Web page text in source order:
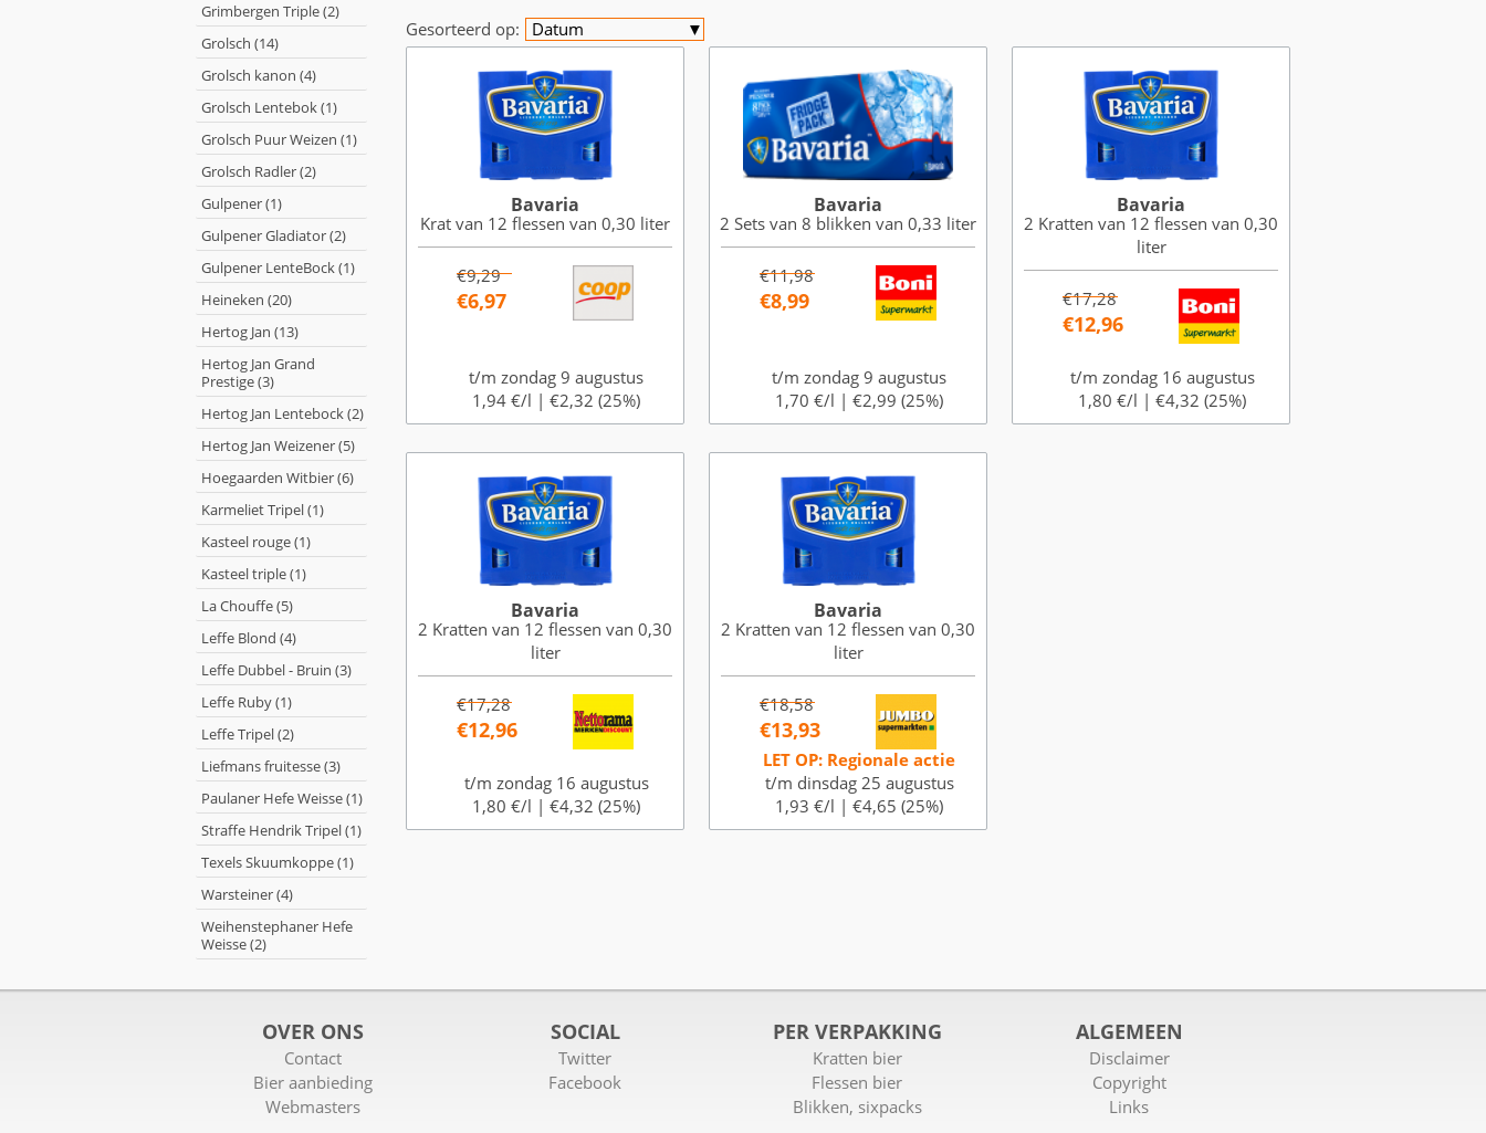
Grimbergen Triple (2)
Grolsch (14)
Grolsch kanon (4)
Grolsch Lentebok (1)
Grolsch Puur Weizen (1)
Grolsch Radler (2)
Gulpener (1)
Gulpener Gladiator (2)
Gulpener LenteBock (1)
Heineken (20)
Hertog Jan (13)
Hertog Jan Grand
Prestige (3)
Hertog Jan Lentebock (2)
Hertog Jan Weizener (5)
Hoegaarden Witbier (6)
Karmeliet Tripel (1)
Kasteel rouge (1)
Kasteel triple (1)
La Chouffe (5)
Leffe Blond (4)
Leffe Dubbel - Bruin (3)
Leffe Ruby (1)
Leffe Tripel (2)
Liefmans fruitesse (3)
Paulaner Hefe Weisse (1)
Straffe Hendrik Tripel (1)
Texels Skuumkoppe (1)
Warsteiner (4)
Weihenstephaner Hefe
Weisse (2)
Gesorteerd op: Datum ▼
Bavaria
Krat van 12 flessen van 0,30 liter
€9,29
€6,97
t/m zondag 9 augustus
1,94 €/l | €2,32 (25%)
Bavaria
2 Sets van 8 blikken van 0,33 liter
€11,98
€8,99
t/m zondag 9 augustus
1,70 €/l | €2,99 (25%)
Bavaria
2 Kratten van 12 flessen van 0,30
liter
€17,28
€12,96
t/m zondag 16 augustus
1,80 €/l | €4,32 (25%)
Bavaria
2 Kratten van 12 flessen van 0,30
liter
€17,28
€12,96
t/m zondag 16 augustus
1,80 €/l | €4,32 (25%)
Bavaria
2 Kratten van 12 flessen van 0,30
liter
€18,58
€13,93
LET OP: Regionale actie
t/m dinsdag 25 augustus
1,93 €/l | €4,65 (25%)
OVER ONS
Contact
Bier aanbieding
Webmasters
SOCIAL
Twitter
Facebook
PER VERPAKKING
Kratten bier
Flessen bier
Blikken, sixpacks
ALGEMEEN
Disclaimer
Copyright
Links